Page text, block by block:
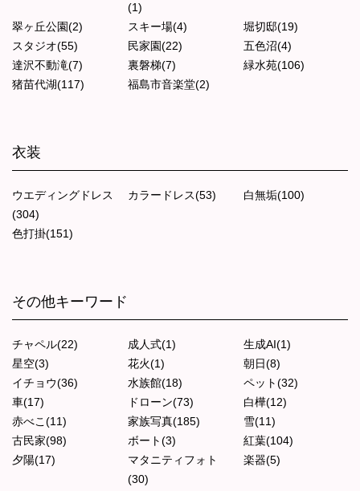
(1)
翠ヶ丘公園(2) スキー場(4)
堀切邸(19)
スタジオ(55)
民家園(22)
五色沼(4)
達沢不動滝(7)
裏磐梯(7)
緑水苑(106)
猪苗代湖(117)
福島市音楽堂(2)
衣装
ウエディングドレス
(304)
カラードレス(53) 白無垢(100)
色打掛(151)
その他キーワード
チャペル(22) 成人式(1)
生成AI(1)
星空(3)
花火(1)
朝日(8)
イチョウ(36)
水族館(18)
ペット(32)
車(17)
ドローン(73)
白樺(12)
赤べこ(11)
家族写真(185)
雪(11)
古民家(98)
ボート(3)
紅葉(104)
夕陽(17)
マタニティフォト
(30)
楽器(5)